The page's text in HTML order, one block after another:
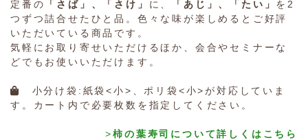
定番の
「さば」、「さけ」 に、 「あじ」、「たい」 を2
つずつ詰合せたひと品。色々な味が楽しめるとご好評
いただいている商品です。
気軽にお取り寄せいただけるほか、会合やセミナーな
どでもお使いいただけます。
小分け袋:紙袋<小>、ポリ袋<小>が対応していま
す。カート内で必要枚数を指定してください。
>柿の葉寿司について詳しくはこちら